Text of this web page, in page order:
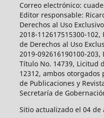
Correo electrónico:
Editor responsable:
Derechos al Uso
2018-112617515300-102,
de Derechos al Uso
2019-092616190100-
Título No. 14739, Licitud
12312, ambos
de Publicaciones y
Secretaría de
Sitio actualizado el 04 de